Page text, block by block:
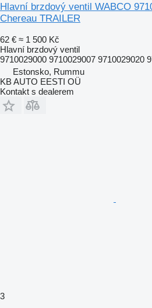
Hlavní brzdový ventil WABCO
Chereau TRAILER
62 € ≈ 1 500 Kč
Hlavní brzdový ventil
9710029000 9710029007 9710029020
Estonsko, Rummu
KB AUTO EESTI OÜ
Kontakt s dealerem
3